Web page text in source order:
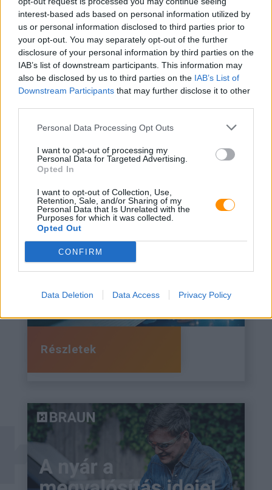
interest-based ads based on personal information utilized by
us or personal information disclosed to third parties prior to
your opt-out. You may separately opt-out of the further
disclosure of your personal information by third parties on the
IAB’s list of downstream participants. This information may
also be disclosed by us to third parties on the IAB’s List of
Downstream Participants that may further disclose it to other
Personal Data Processing Opt Outs
I want to opt-out of processing my
Personal Data for Targeted Advertising.
Opted In
I want to opt-out of Collection, Use,
Retention, Sale, and/or Sharing of my
Personal Data that Is Unrelated with the
Purposes for which it was collected.
Opted Out
CONFIRM
Data Deletion Data Access Privacy Policy
Újdonságok első kézből
Legfrissebb akciók
Részletek